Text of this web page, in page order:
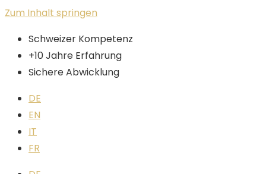
Zum Inhalt springen
Schweizer Kompetenz
+10 Jahre Erfahrung
Sichere Abwicklung
DE
EN
IT
FR